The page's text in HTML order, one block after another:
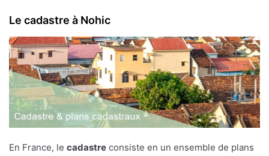
Le cadastre à Nohic
En France, le cadastre consiste en un ensemble de plans